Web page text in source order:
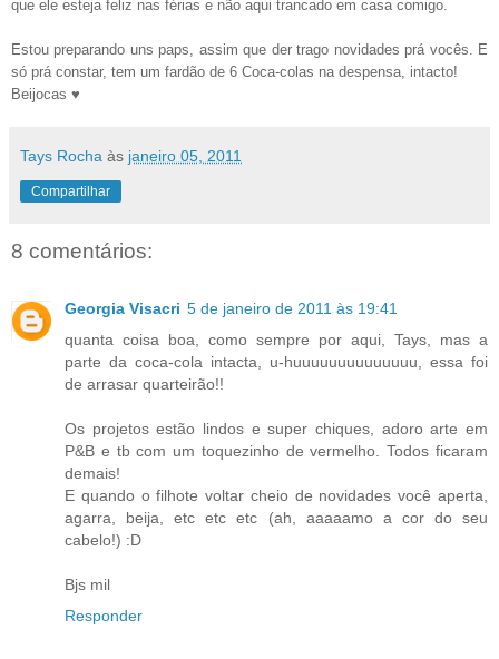
que ele esteja feliz nas férias e não aqui trancado em casa comigo.
Estou preparando uns paps, assim que der trago novidades prá vocês. E
só prá constar, tem um fardão de 6 Coca-colas na despensa, intacto!
Beijocas ♥
Tays Rocha às janeiro 05, 2011
Compartilhar
8 comentários:
Georgia Visacri 5 de janeiro de 2011 às 19:41
quanta coisa boa, como sempre por aqui, Tays, mas a
parte da coca-cola intacta, u-huuuuuuuuuuuuuu, essa foi
de arrasar quarteirão!!
Os projetos estão lindos e super chiques, adoro arte em
P&B e tb com um toquezinho de vermelho. Todos ficaram
demais!
E quando o filhote voltar cheio de novidades você aperta,
agarra, beija, etc etc etc (ah, aaaaamo a cor do seu
cabelo!) :D
Bjs mil
Responder